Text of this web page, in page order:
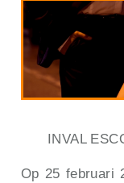
INVAL
Op 25 februari